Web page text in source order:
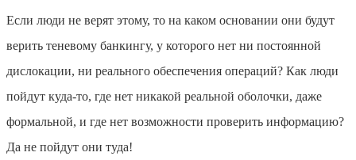
Если люди не верят этому, то на каком основании они будут
верить теневому банкингу, у которого нет ни постоянной
дислокации, ни реального обеспечения операций? Как люди
пойдут куда-то, где нет никакой реальной оболочки, даже
формальной, и где нет возможности проверить информацию?
Да не пойдут они туда!